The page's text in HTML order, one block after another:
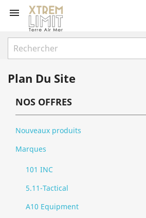

Plan Du Site
NOS OFFRES
Nouveaux produits
Marques
101 INC
5.11-Tactical
A10 Equipment